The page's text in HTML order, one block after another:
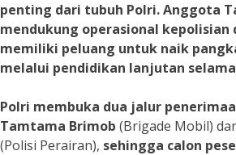
penting dari tubuh Polri. Anggota
mendukung operasional kepolisian
memiliki peluang untuk naik
melalui pendidikan lanjutan
Polri membuka dua jalur
Tamtama Brimob (Brigade Mobil)
(Polisi Perairan), sehingga calon